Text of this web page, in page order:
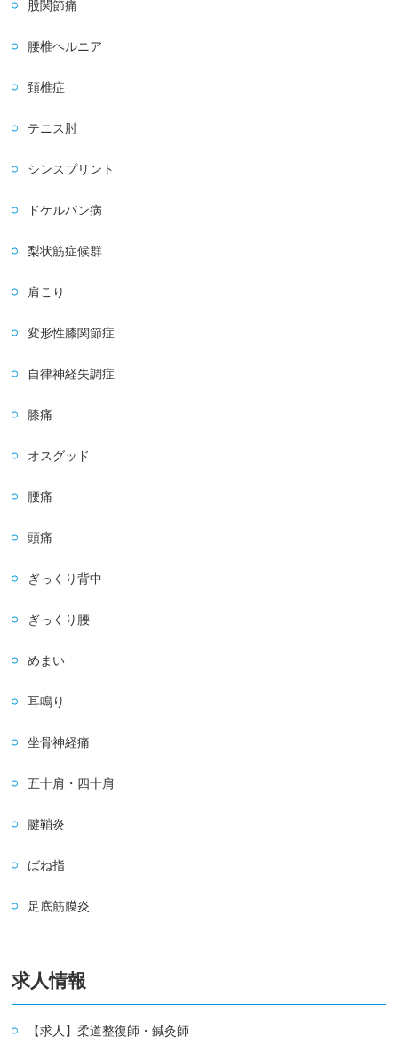
股関節痛
腰椎ヘルニア
頚椎症
テニス肘
シンスプリント
ドケルバン病
梨状筋症候群
肩こり
変形性膝関節症
自律神経失調症
膝痛
オスグッド
腰痛
頭痛
ぎっくり背中
ぎっくり腰
めまい
耳鳴り
坐骨神経痛
五十肩・四十肩
腱鞘炎
ばね指
足底筋膜炎
求人情報
【求人】柔道整復師・鍼灸師